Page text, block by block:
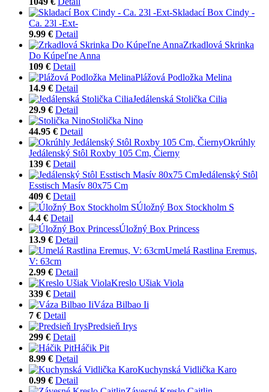
Skladací Box Cindy -
Ca. 23l -Ext-
9.99 € Detail
Zrkadlová Skrinka
Do Kúpeľne Anna
109 € Detail
Plážová Podložka Melina
14.9 € Detail
Jedálenská Stolička Cilia
29.9 € Detail
Stolička Nino
44.95 € Detail
Okrúhly
Jedálenský Stôl Roxby 105 Cm, Čierny
139 € Detail
Jedálenský Stôl
Esstisch Masív 80x75 Cm
409 € Detail
Úložný Box Stockholm S
4.4 € Detail
Úložný Box Princess
13.9 € Detail
Umelá Rastlina Eremus,
V: 63cm
2.99 € Detail
Kreslo Ušiak Viola
339 € Detail
Váza Bilbao Ii
7 € Detail
Predsieň Irys
299 € Detail
Háčik Pit
8.99 € Detail
Kuchynská Vidlička Karo
0.99 € Detail